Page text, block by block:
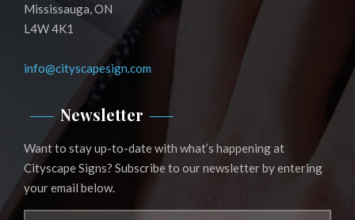
Mississauga, ON
L4W 4K1
info@cityscapesign.com
Newsletter
Want to stay up-to-date with what’s happening at
Cityscape Signs? Subscribe to our newsletter by entering
your email below.